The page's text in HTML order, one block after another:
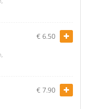
€ 6.50
€ 7.90